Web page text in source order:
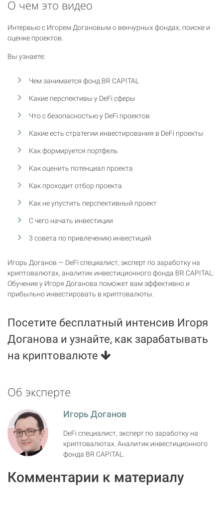
О чем это видео
Интервью с Игорем Догановым о венчурных фондах, поиске и
оценке проектов.
Вы узнаете:
Чем занимается фонд BR CAPITAL
Какие перспективы у DeFi сферы
Что с безопасностью у DeFi проектов
Какие есть стратегии инвестирования в DeFi проекты
Как формируется портфель
Как оценить потенциал проекта
Как проходит отбор проекта
Как не упустить перспективный проект
С чего начать инвестиции
3 совета по привлечению инвестиций
Игорь Доганов — DeFi специалист, эксперт по заработку на
криптовалютах, аналитик инвестиционного фонда BR CAPITAL.
Обучение у Игоря Доганова поможет вам эффективно и
прибыльно инвестировать в криптовалюты.
Посетите бесплатный интенсив Игоря
Доганова и узнайте, как зарабатывать
на криптовалюте
Об эксперте
Игорь Доганов
DeFi специалист, эксперт по заработку на
криптовалютах. Аналитик инвестиционного
фонда BR CAPITAL.
Комментарии к материалу